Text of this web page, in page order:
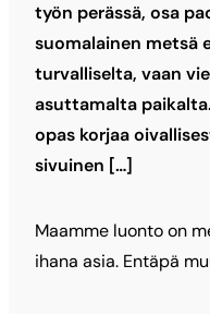
työn perässä, osa
suomalainen metsä
turvalliselta, vaan
asuttamalta
opas korjaa
sivuinen […]
Maamme luonto on
ihana asia. Entäpä